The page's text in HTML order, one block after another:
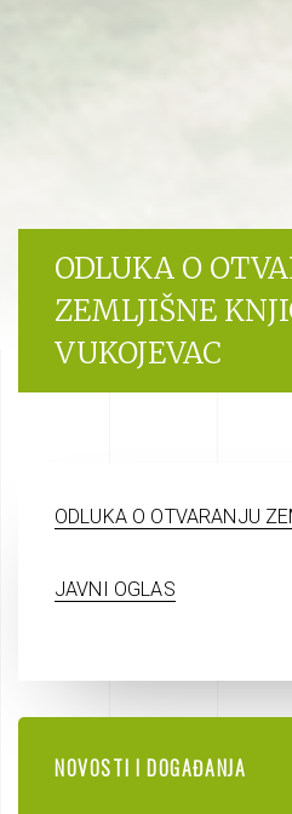
ODLUKA O
ZEMLJIŠNE
VUKOJEVAC
ODLUKA O OTVARANJU
JAVNI OGLAS
NOVOSTI I DOGAĐANJA